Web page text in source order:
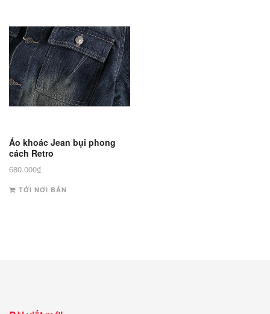
Áo khoác Jean bụi phong
cách Retro
680.000₫
TỚI NƠI BÁN